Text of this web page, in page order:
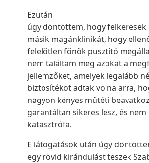
Ezután
úgy döntöttem, hogy felkeresek
másik magánklinikát, hogy
felelőtlen főnök pusztító
nem találtam meg azokat a
jellemzőket, amelyek legalább
biztosítékot adtak volna arra,
nagyon kényes műtéti
garantáltan sikeres lesz, és nem
katasztrófa.
E látogatások után úgy
egy rövid kirándulást teszek